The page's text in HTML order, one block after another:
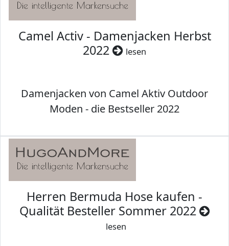
Camel Activ - Damenjacken Herbst
2022
lesen
Damenjacken von Camel Aktiv Outdoor
Moden - die Bestseller 2022
Herren Bermuda Hose kaufen -
Qualität Besteller Sommer 2022
lesen